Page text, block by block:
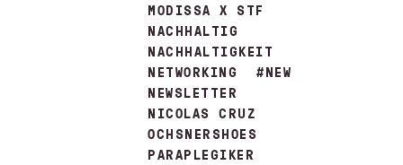
MODISSA X STF
NACHHALTIG
NACHHALTIGKEIT
NETWORKING
#NEW
NEWSLETTER
NICOLAS CRUZ
OCHSNERSHOES
PARAPLEGIKER